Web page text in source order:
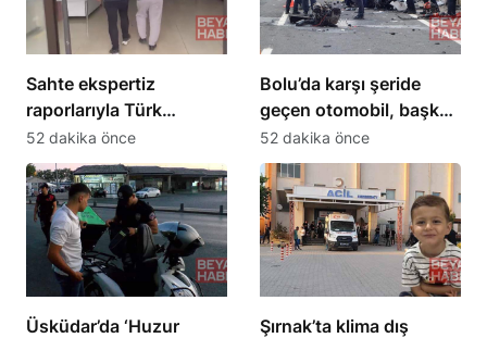
Sahte ekspertiz
raporlarıyla Türk
vatandaşlığı kazandıran
suç örgütüne
operasyon: 32
tutuklama
52 dakika önce
Bolu’da karşı şeride
geçen otomobil, başka
bir araçla çarpıştı: 1 ölü,
2 ağır yaralı
52 dakika önce
Üsküdar’da ‘Huzur Şırnak’ta klima dış